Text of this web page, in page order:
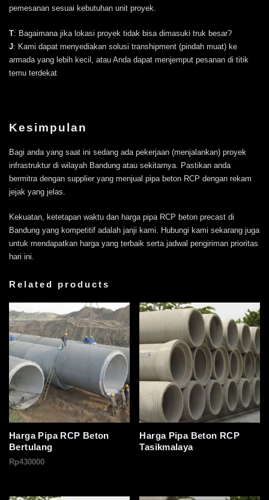
pemesanan sesuai kebutuhan unit proyek.
T: Bagaimana jika lokasi proyek tidak bisa dimasuki truk besar?
J: Kami dapat menyediakan solusi transhipment (pindah muat) ke
armada yang lebih kecil, atau Anda dapat menjemput pesanan di titik
temu terdekat
Kesimpulan
Bagi anda yang saat ini sedang ada pekerjaan (menjalankan) proyek
infrastruktur di wilayah Bandung atau sekitarnya. Pastikan anda
bermitra dengan supplier yang menjual pipa beton RCP dengan rekam
jejak yang jelas.
Kekuatan, ketetapan waktu dan harga pipa RCP beton precast di
Bandung yang kompetitif adalah janji kami. Hubungi kami sekarang juga
untuk mendapatkan harga yang terbaik serta jadwal pengiriman prioritas
hari ini.
Related products
Harga Pipa RCP Beton
Bertulang
Rp430000
Harga Pipa Beton RCP
Tasikmalaya